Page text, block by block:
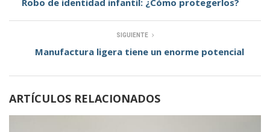
SIGUIENTE
Manufactura ligera tiene un enorme potencial
ARTÍCULOS RELACIONADOS